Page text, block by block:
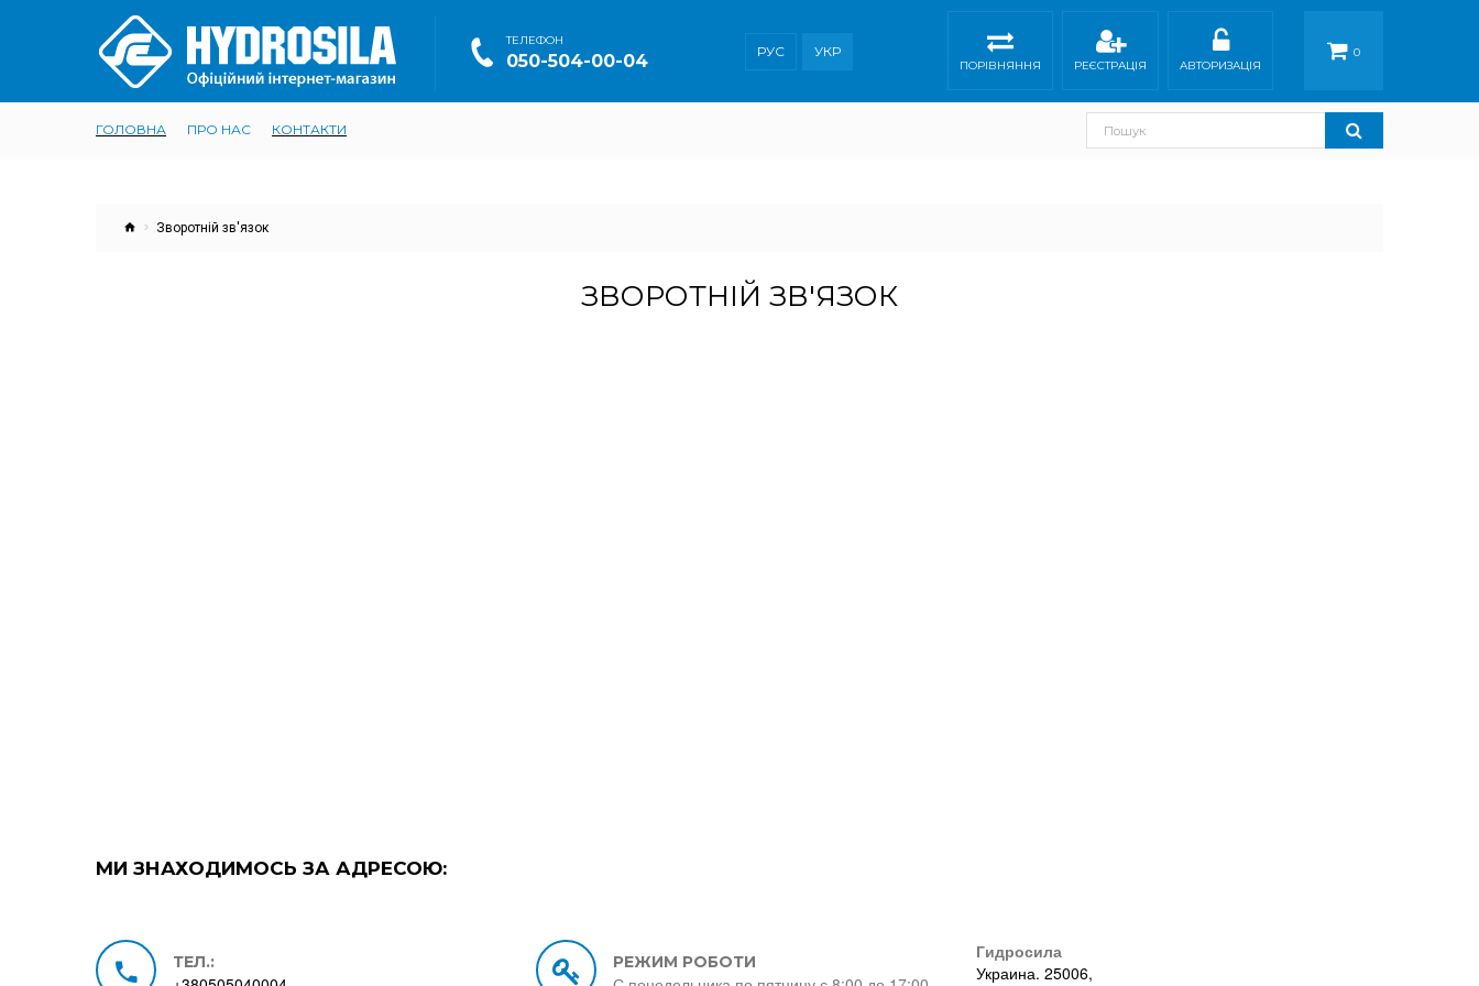
ТEЛЕФОН
050-504-00-04 РУС УКР
0
ПОРІВНЯННЯ
РЕЄСТРАЦІЯ АВТОРИЗАЦІЯ
ГОЛОВНА ПРО НАС КОНТАКТИ
Зворотній зв'язок
ЗВОРОТНІЙ ЗВ'ЯЗОК
МИ ЗНАХОДИМОСЬ ЗА АДРЕСОЮ:
ТЕЛ.: РЕЖИМ РОБОТИ
Гидросила
Украина. 25006,